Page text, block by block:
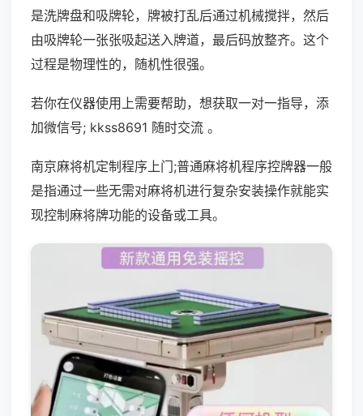
是洗牌盘和吸牌轮，牌被打乱后通过机械搅拌，然后
由吸牌轮一张张吸起送入牌道，最后码放整齐。这个
过程是物理性的，随机性很强。
若你在仪器使用上需要帮助，想获取一对一指导，添
加微信号; kkss8691 随时交流 。
南京麻将机定制程序上门;普通麻将机程序控牌器一般
是指通过一些无需对麻将机进行复杂安装操作就能实
现控制麻将牌功能的设备或工具。